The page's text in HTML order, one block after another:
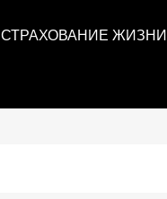
СТРАХОВАНИЕ ЖИЗНИ